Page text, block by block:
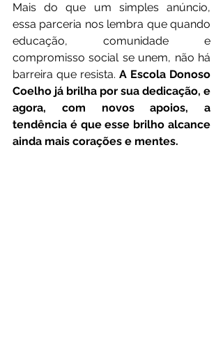
Mais do que um simples anúncio,
essa parceria nos lembra que quando
educação, comunidade e
compromisso social se unem, não há
barreira que resista. A Escola Donoso
Coelho já brilha por sua dedicação, e
agora, com novos apoios, a
tendência é que esse brilho alcance
ainda mais corações e mentes.